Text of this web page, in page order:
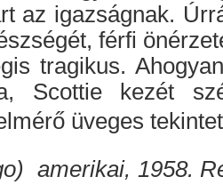
az igazságnak.
férfi
tragikus.
Scottie kezét
üveges
 amerikai, 1958.